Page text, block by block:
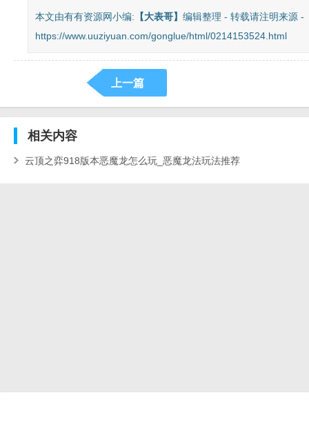
本文由有有资源网小编: 【大表哥】 编辑整理 - 转载请注明来源 -
https://www.uuziyuan.com/gonglue/html/0214153524.html
上一篇
相关内容
云顶之弈918版本恶魔龙怎么玩_恶魔龙法玩法推荐